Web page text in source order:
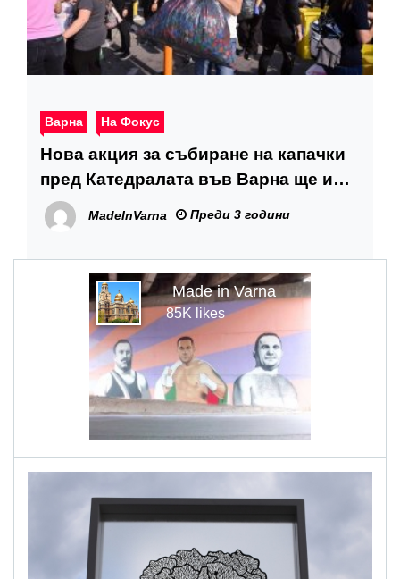
Варна На Фокус
Нова акция за събиране на капачки
пред Катедралата във Варна ще има
тази събота
MadeInVarna Преди 3 години
Made in Varna
85K likes